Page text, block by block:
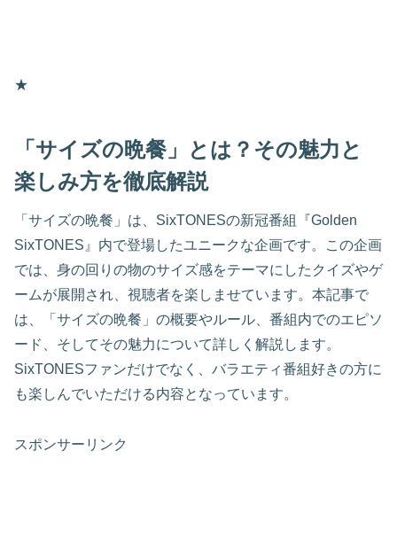
★
「サイズの晩餐」とは？その魅力と
楽しみ方を徹底解説
「サイズの晩餐」は、SixTONESの新冠番組『Golden
SixTONES』内で登場したユニークな企画です。この企画
では、身の回りの物のサイズ感をテーマにしたクイズやゲ
ームが展開され、視聴者を楽しませています。本記事で
は、「サイズの晩餐」の概要やルール、番組内でのエピソ
ード、そしてその魅力について詳しく解説します。
SixTONESファンだけでなく、バラエティ番組好きの方に
も楽しんでいただける内容となっています。
スポンサーリンク